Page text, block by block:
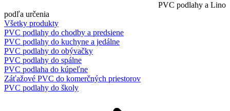
PVC podlahy a Lino
podľa určenia
Všetky produkty
PVC podlahy do chodby a predsiene
PVC podlahy do kuchyne a jedálne
PVC podlahy do obývačky
PVC podlahy do spálne
PVC podlaha do kúpeľne
Záťažové PVC do komerčných priestorov
PVC podlahy do školy